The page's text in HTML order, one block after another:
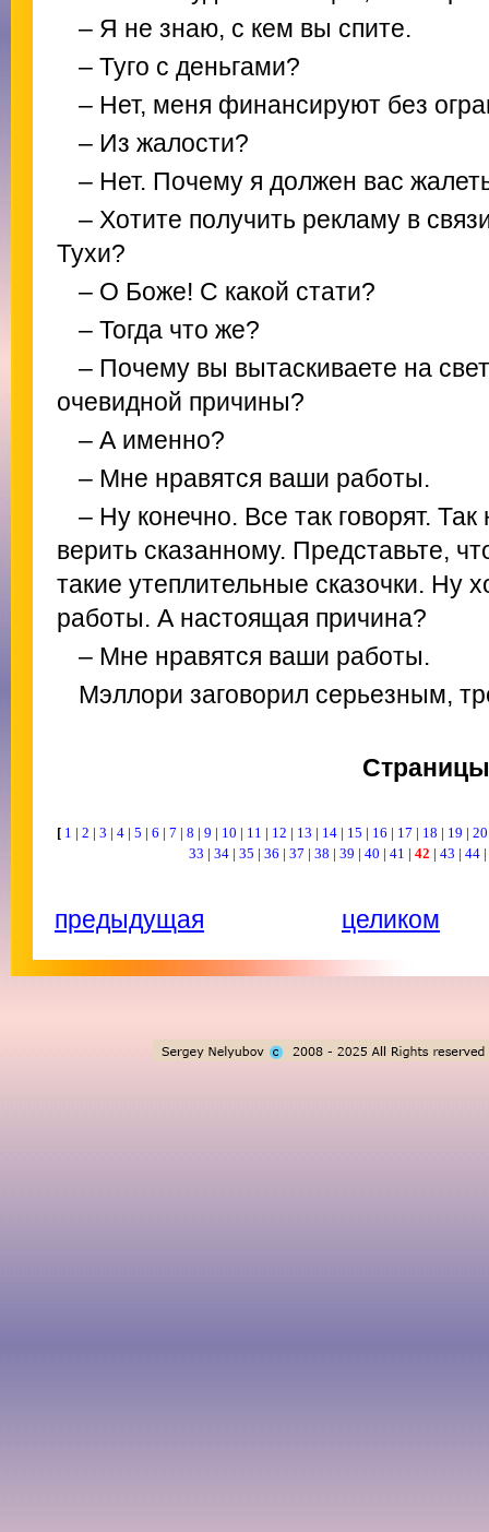
– Я не знаю, с кем вы спите.
– Туго с деньгами?
– Нет, меня финансируют без
– Из жалости?
– Нет. Почему я должен вас
– Хотите получить рекламу в
Тухи?
– О Боже! С какой стати?
– Тогда что же?
– Почему вы вытаскиваете на
очевидной причины?
– А именно?
– Мне нравятся ваши работы.
– Ну конечно. Все так говорят.
верить сказанному. Представьте,
такие утеплительные сказочки. Ну
работы. А настоящая причина?
– Мне нравятся ваши работы.
Мэллори заговорил серьезным,
Страницы
[ 1 | 2 | 3 | 4 | 5 | 6 | 7 | 8 | 9 | 10 | 11 | 12 | 13 | 14 | 15 | 16 | 17 | 18 | 19 |
33 | 34 | 35 | 36 | 37 | 38 | 39 | 40 | 41 | 42 | 43 | 44 |
предыдущая целиком